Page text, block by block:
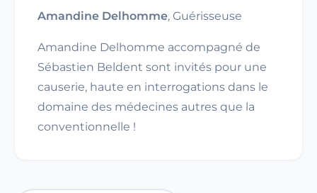
Amandine Delhomme, Guérisseuse
Amandine Delhomme accompagné de
Sébastien Beldent sont invités pour une
causerie, haute en interrogations dans le
domaine des médecines autres que la
conventionnelle !